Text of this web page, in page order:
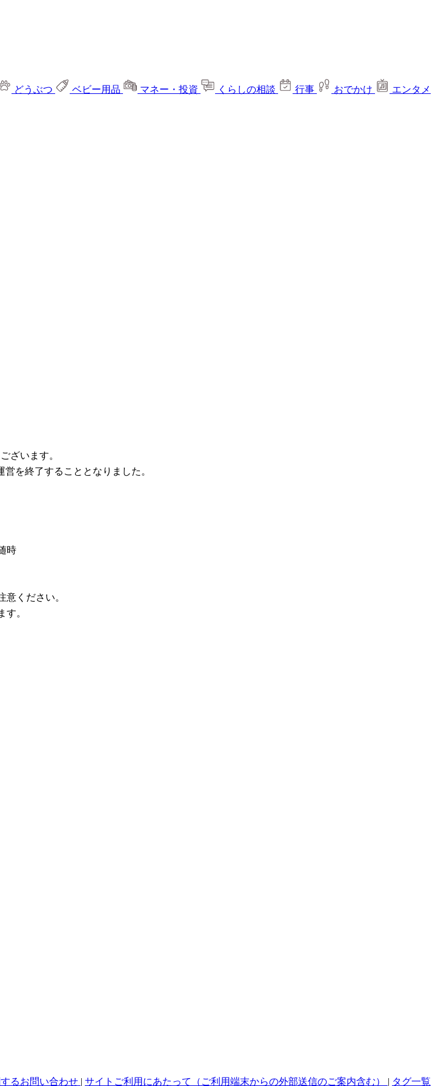
どうぶつ ベビー用品 マネー・投資 くらしの相談 行事 おでかけ
エンタメ
ざいます。
を終了することとなりました。
時
ください。
。
るお問い合わせ | サイトご利用にあたって（ご利用端末からの外部送信のご案内含む） | タグ一覧